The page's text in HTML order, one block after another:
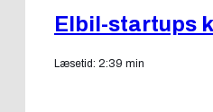
Elbil-startups
Læsetid: 2:39 min